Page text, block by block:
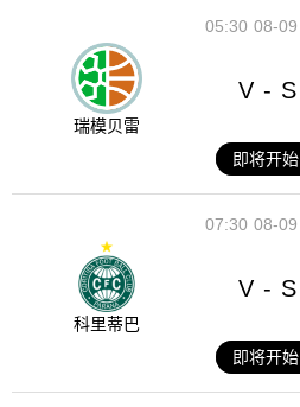
08-09
05:30
瑞模贝雷
V - S
即将开始
08-09
07:30
科里蒂巴
V - S
即将开始